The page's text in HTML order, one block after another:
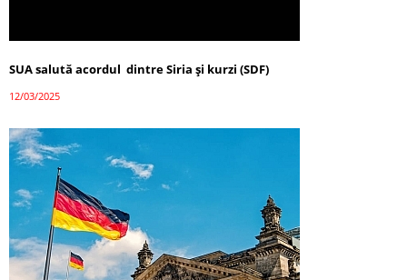
SUA salută acordul dintre Siria și kurzi (SDF)
12/03/2025